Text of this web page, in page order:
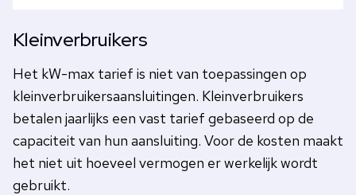
Kleinverbruikers
Het kW-max tarief is niet van toepassingen op
kleinverbruikersaansluitingen. Kleinverbruikers
betalen jaarlijks een vast tarief gebaseerd op de
capaciteit van hun aansluiting. Voor de kosten maakt
het niet uit hoeveel vermogen er werkelijk wordt
gebruikt.